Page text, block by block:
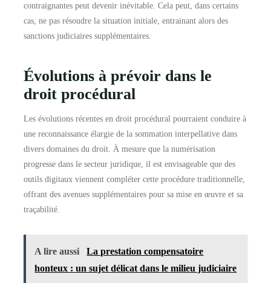
contraignantes peut devenir inévitable. Cela peut, dans certains
cas, ne pas résoudre la situation initiale, entrainant alors des
sanctions judiciaires supplémentaires.
Évolutions à prévoir dans le
droit procédural
Les évolutions récentes en droit procédural pourraient conduire à
une reconnaissance élargie de la sommation interpellative dans
divers domaines du droit. À mesure que la numérisation
progresse dans le secteur juridique, il est envisageable que des
outils digitaux viennent compléter cette procédure traditionnelle,
offrant des avenues supplémentaires pour sa mise en œuvre et sa
traçabilité.
A lire aussi
La prestation compensatoire
honteux : un sujet délicat dans le milieu judiciaire